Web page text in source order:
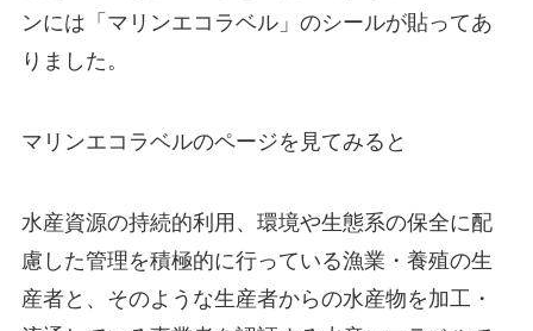
ンには「マリンエコラベル」のシールが貼ってあ
りました。
マリンエコラベルのページを見てみると
水産資源の持続的利用、環境や生態系の保全に配
慮した管理を積極的に行っている漁業・養殖の生
産者と、そのような生産者からの水産物を加工・